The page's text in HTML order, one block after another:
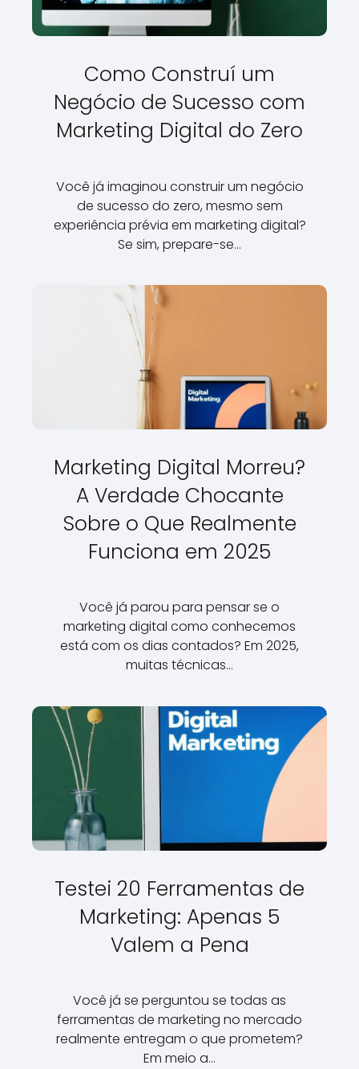
Como Construí um
Negócio de Sucesso com
Marketing Digital do Zero
Você já imaginou construir um negócio
de sucesso do zero, mesmo sem
experiência prévia em marketing digital?
Se sim, prepare-se…
Marketing Digital Morreu?
A Verdade Chocante
Sobre o Que Realmente
Funciona em 2025
Você já parou para pensar se o
marketing digital como conhecemos
está com os dias contados? Em 2025,
muitas técnicas…
Testei 20 Ferramentas de
Marketing: Apenas 5
Valem a Pena
Você já se perguntou se todas as
ferramentas de marketing no mercado
realmente entregam o que prometem?
Em meio a…